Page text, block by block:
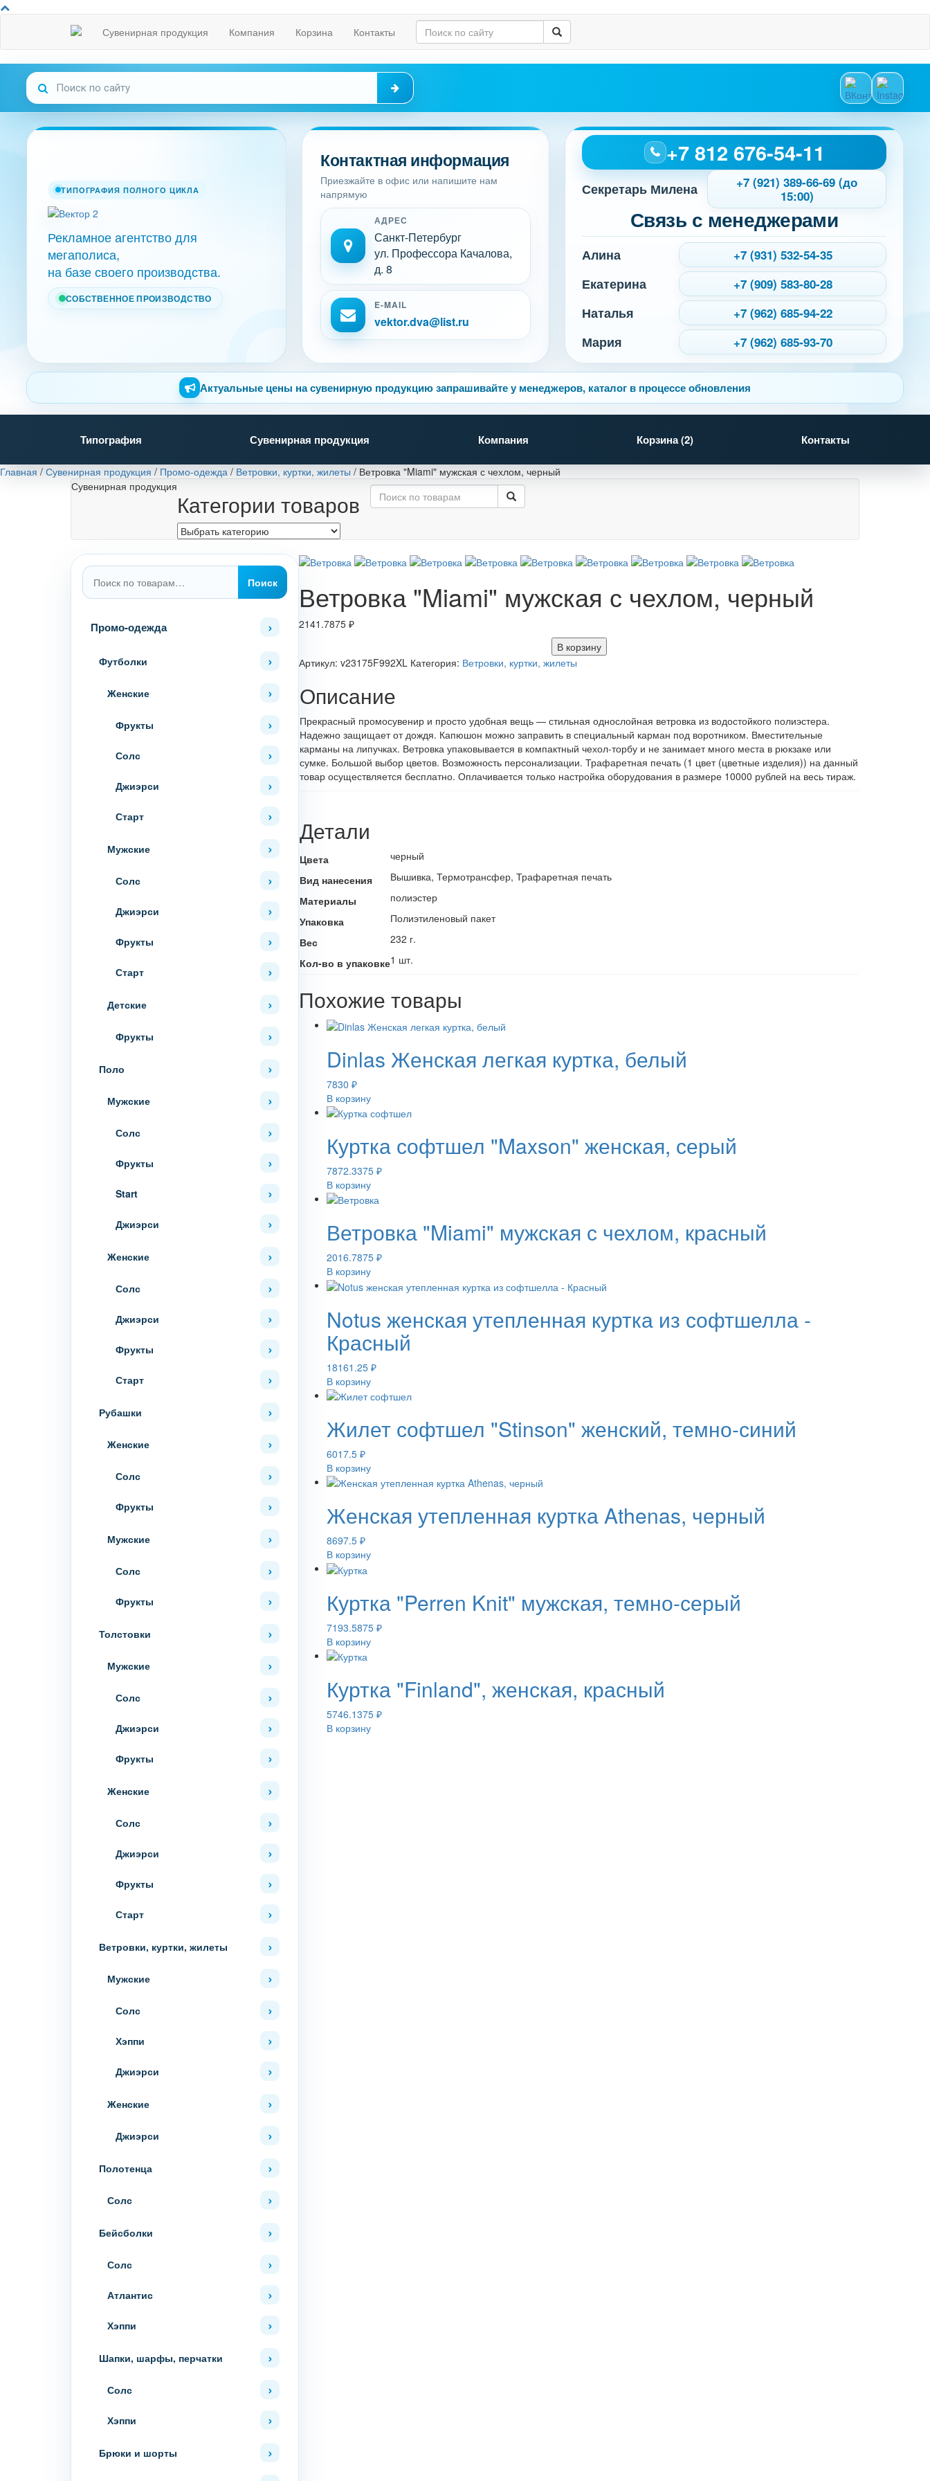
Сувенирная продукция Компания Корзина Контакты
ТИПОГРАФИЯ ПОЛНОГО ЦИКЛА
Рекламное агентство для
мегаполиса,
на базе своего производства.
СОБСТВЕННОЕ ПРОИЗВОДСТВО
Контактная информация
Приезжайте в офис или напишите нам
напрямую
АДРЕС
Санкт-Петербург
ул. Профессора Качалова,
д. 8
E-MAIL
vektor.dva@list.ru
+7 812 676-54-11
Секретарь Милена
+7 (921) 389-66-69 (до
15:00)
Связь с менеджерами
Алина +7 (931) 532-54-35
Екатерина +7 (909) 583-80-28
Наталья +7 (962) 685-94-22
Мария +7 (962) 685-93-70
Актуальные цены на сувенирную продукцию запрашивайте у менеджеров, каталог в процессе обновления
Типография Сувенирная продукция Компания Корзина (2) Контакты
Главная / Сувенирная продукция / Промо-одежда / Ветровки, куртки, жилеты / Ветровка "Miami" мужская с чехлом, черный
Сувенирная продукция
Категории товаров
Искать:
Поиск
Промо-одежда
Футболки
Женские
Фрукты
Солс
Джиэрси
Старт
Мужские
Солс
Джиэрси
Фрукты
Старт
Детские
Фрукты
Поло
Мужские
Солс
Фрукты
Start
Джиэрси
Женские
Солс
Джиэрси
Фрукты
Старт
Рубашки
Женские
Солс
Фрукты
Мужские
Солс
Фрукты
Толстовки
Мужские
Солс
Джиэрси
Фрукты
Женские
Солс
Джиэрси
Фрукты
Старт
Ветровки, куртки, жилеты
Мужские
Солс
Хэппи
Джиэрси
Женские
Джиэрси
Полотенца
Солс
Бейсболки
Солс
Атлантис
Хэппи
Шапки, шарфы, перчатки
Солс
Хэппи
Брюки и шорты
Ветровка "Miami" мужская с чехлом, черный
2141.7875 ₽
В корзину
Артикул: v23175F992XL Категория: Ветровки, куртки, жилеты
Описание
Прекрасный промосувенир и просто удобная вещь — стильная однослойная ветровка из водостойкого полиэстера.
Надежно защищает от дождя. Капюшон можно заправить в специальный карман под воротником. Вместительные
карманы на липучках. Ветровка упаковывается в компактный чехол-торбу и не занимает много места в рюкзаке или
сумке. Большой выбор цветов. Возможность персонализации. Трафаретная печать (1 цвет (цветные изделия)) на данный
товар осуществляется бесплатно. Оплачивается только настройка оборудования в размере 10000 рублей на весь тираж.
Детали
Цвета
черный
Вид нанесения
Вышивка, Термотрансфер, Трафаретная печать
Материалы
полиэстер
Упаковка
Полиэтиленовый пакет
Вес
232 г.
Кол-во в упаковке1 шт.
Похожие товары
Dinlas Женская легкая куртка, белый
7830 ₽
В корзину
Куртка софтшел "Maxson" женская, серый
7872.3375 ₽
В корзину
Ветровка "Miami" мужская с чехлом, красный
2016.7875 ₽
В корзину
Notus женская утепленная куртка из софтшелла -
Красный
18161.25 ₽
В корзину
Жилет софтшел "Stinson" женский, темно-синий
6017.5 ₽
В корзину
Женская утепленная куртка Athenas, черный
8697.5 ₽
В корзину
Куртка "Perren Knit" мужская, темно-серый
7193.5875 ₽
В корзину
Куртка "Finland", женская, красный
5746.1375 ₽
В корзину